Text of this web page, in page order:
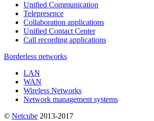
Unified Communication
Telepresence
Collaboration applications
Unified Contact Center
Call recording applications
Borderless networks
LAN
WAN
Wireless Networks
Network management systems
© Netсube 2013-2017